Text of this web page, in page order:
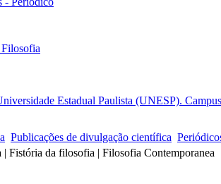
Estadual Paulista (UNESP).
Publicações de divulgação científica
Fistória da filosofia | Filosofia Contemporanea